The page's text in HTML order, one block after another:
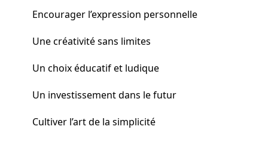
Encourager l’expression personnelle
Une créativité sans limites
Un choix éducatif et ludique
Un investissement dans le futur
Cultiver l’art de la simplicité